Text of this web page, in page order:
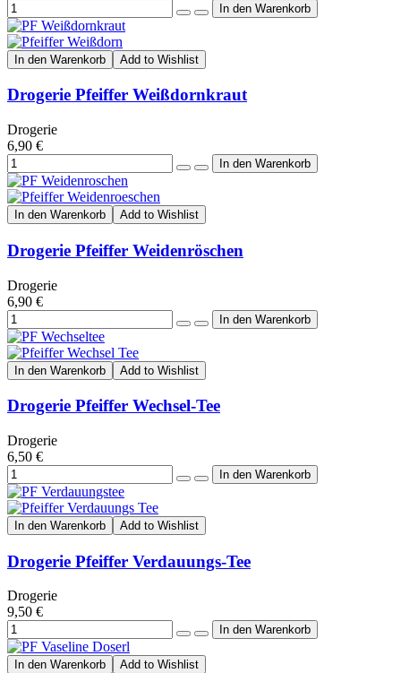
In den Warenkorb Add to Wishlist
Drogerie Pfeiffer Weißdornkraut
Drogerie
6,90 €
In den Warenkorb Add to Wishlist
Drogerie Pfeiffer Weidenröschen
Drogerie
6,90 €
In den Warenkorb Add to Wishlist
Drogerie Pfeiffer Wechsel-Tee
Drogerie
6,50 €
In den Warenkorb Add to Wishlist
Drogerie Pfeiffer Verdauungs-Tee
Drogerie
9,50 €
In den Warenkorb Add to Wishlist